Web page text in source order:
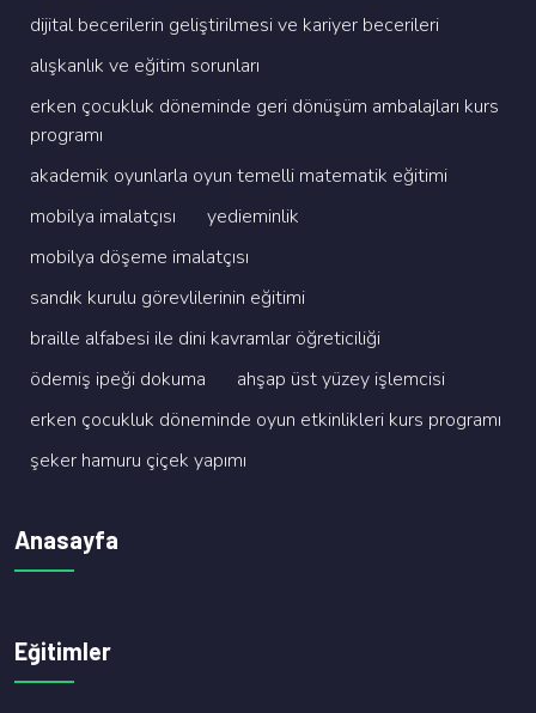
di̇ji̇tal beceri̇leri̇n geli̇şti̇ri̇lmesi̇ ve kari̇yer beceri̇leri̇
alişkanlik ve eği̇ti̇m sorunlari
erken çocukluk dönemi̇nde geri̇ dönüşüm ambalajlari kurs
programi
akademi̇k oyunlarla oyun temelli̇ matemati̇k eği̇ti̇mi̇
mobi̇lya i̇malatçisi
yedi̇emi̇nli̇k
mobi̇lya döşeme i̇malatçisi
sandik kurulu görevli̇leri̇ni̇n eği̇ti̇mi̇
brai̇lle alfabesi̇ i̇le di̇ni̇ kavramlar öğreti̇ci̇li̇ği̇
ödemi̇ş i̇peği̇ dokuma
ahşap üst yüzey i̇şlemci̇si̇
erken çocukluk dönemi̇nde oyun etki̇nli̇kleri̇ kurs programi
şeker hamuru çi̇çek yapimi
Anasayfa
Eğitimler